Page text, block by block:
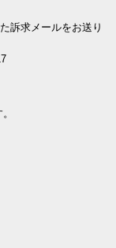
訴求メールをお送り